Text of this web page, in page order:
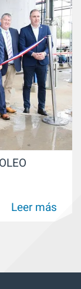
Leer más